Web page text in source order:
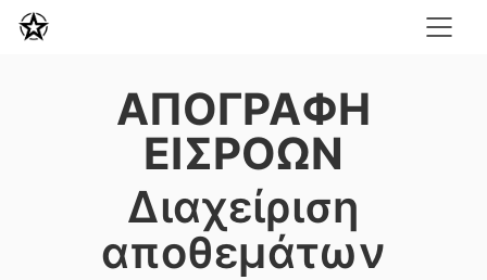
ΑΠΟΓΡΑΦΉ
ΕΙΣΡΟΏΝ
Διαχείριση
αποθεμάτων